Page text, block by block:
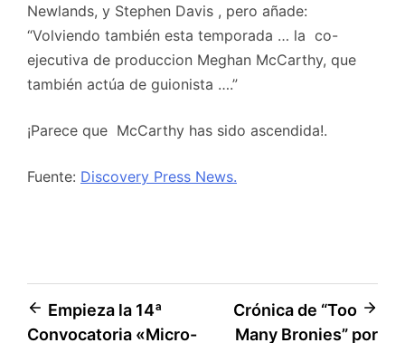
Newlands, y Stephen Davis , pero añade:
“Volviendo también esta temporada … la co-
ejecutiva de produccion Meghan McCarthy, que
también actúa de guionista ….”
¡Parece que McCarthy has sido ascendida!.
Fuente: Discovery Press News.
Navegación
Empieza la 14ª
Convocatoria «Micro-
Crónica de “Too
Many Bronies” por